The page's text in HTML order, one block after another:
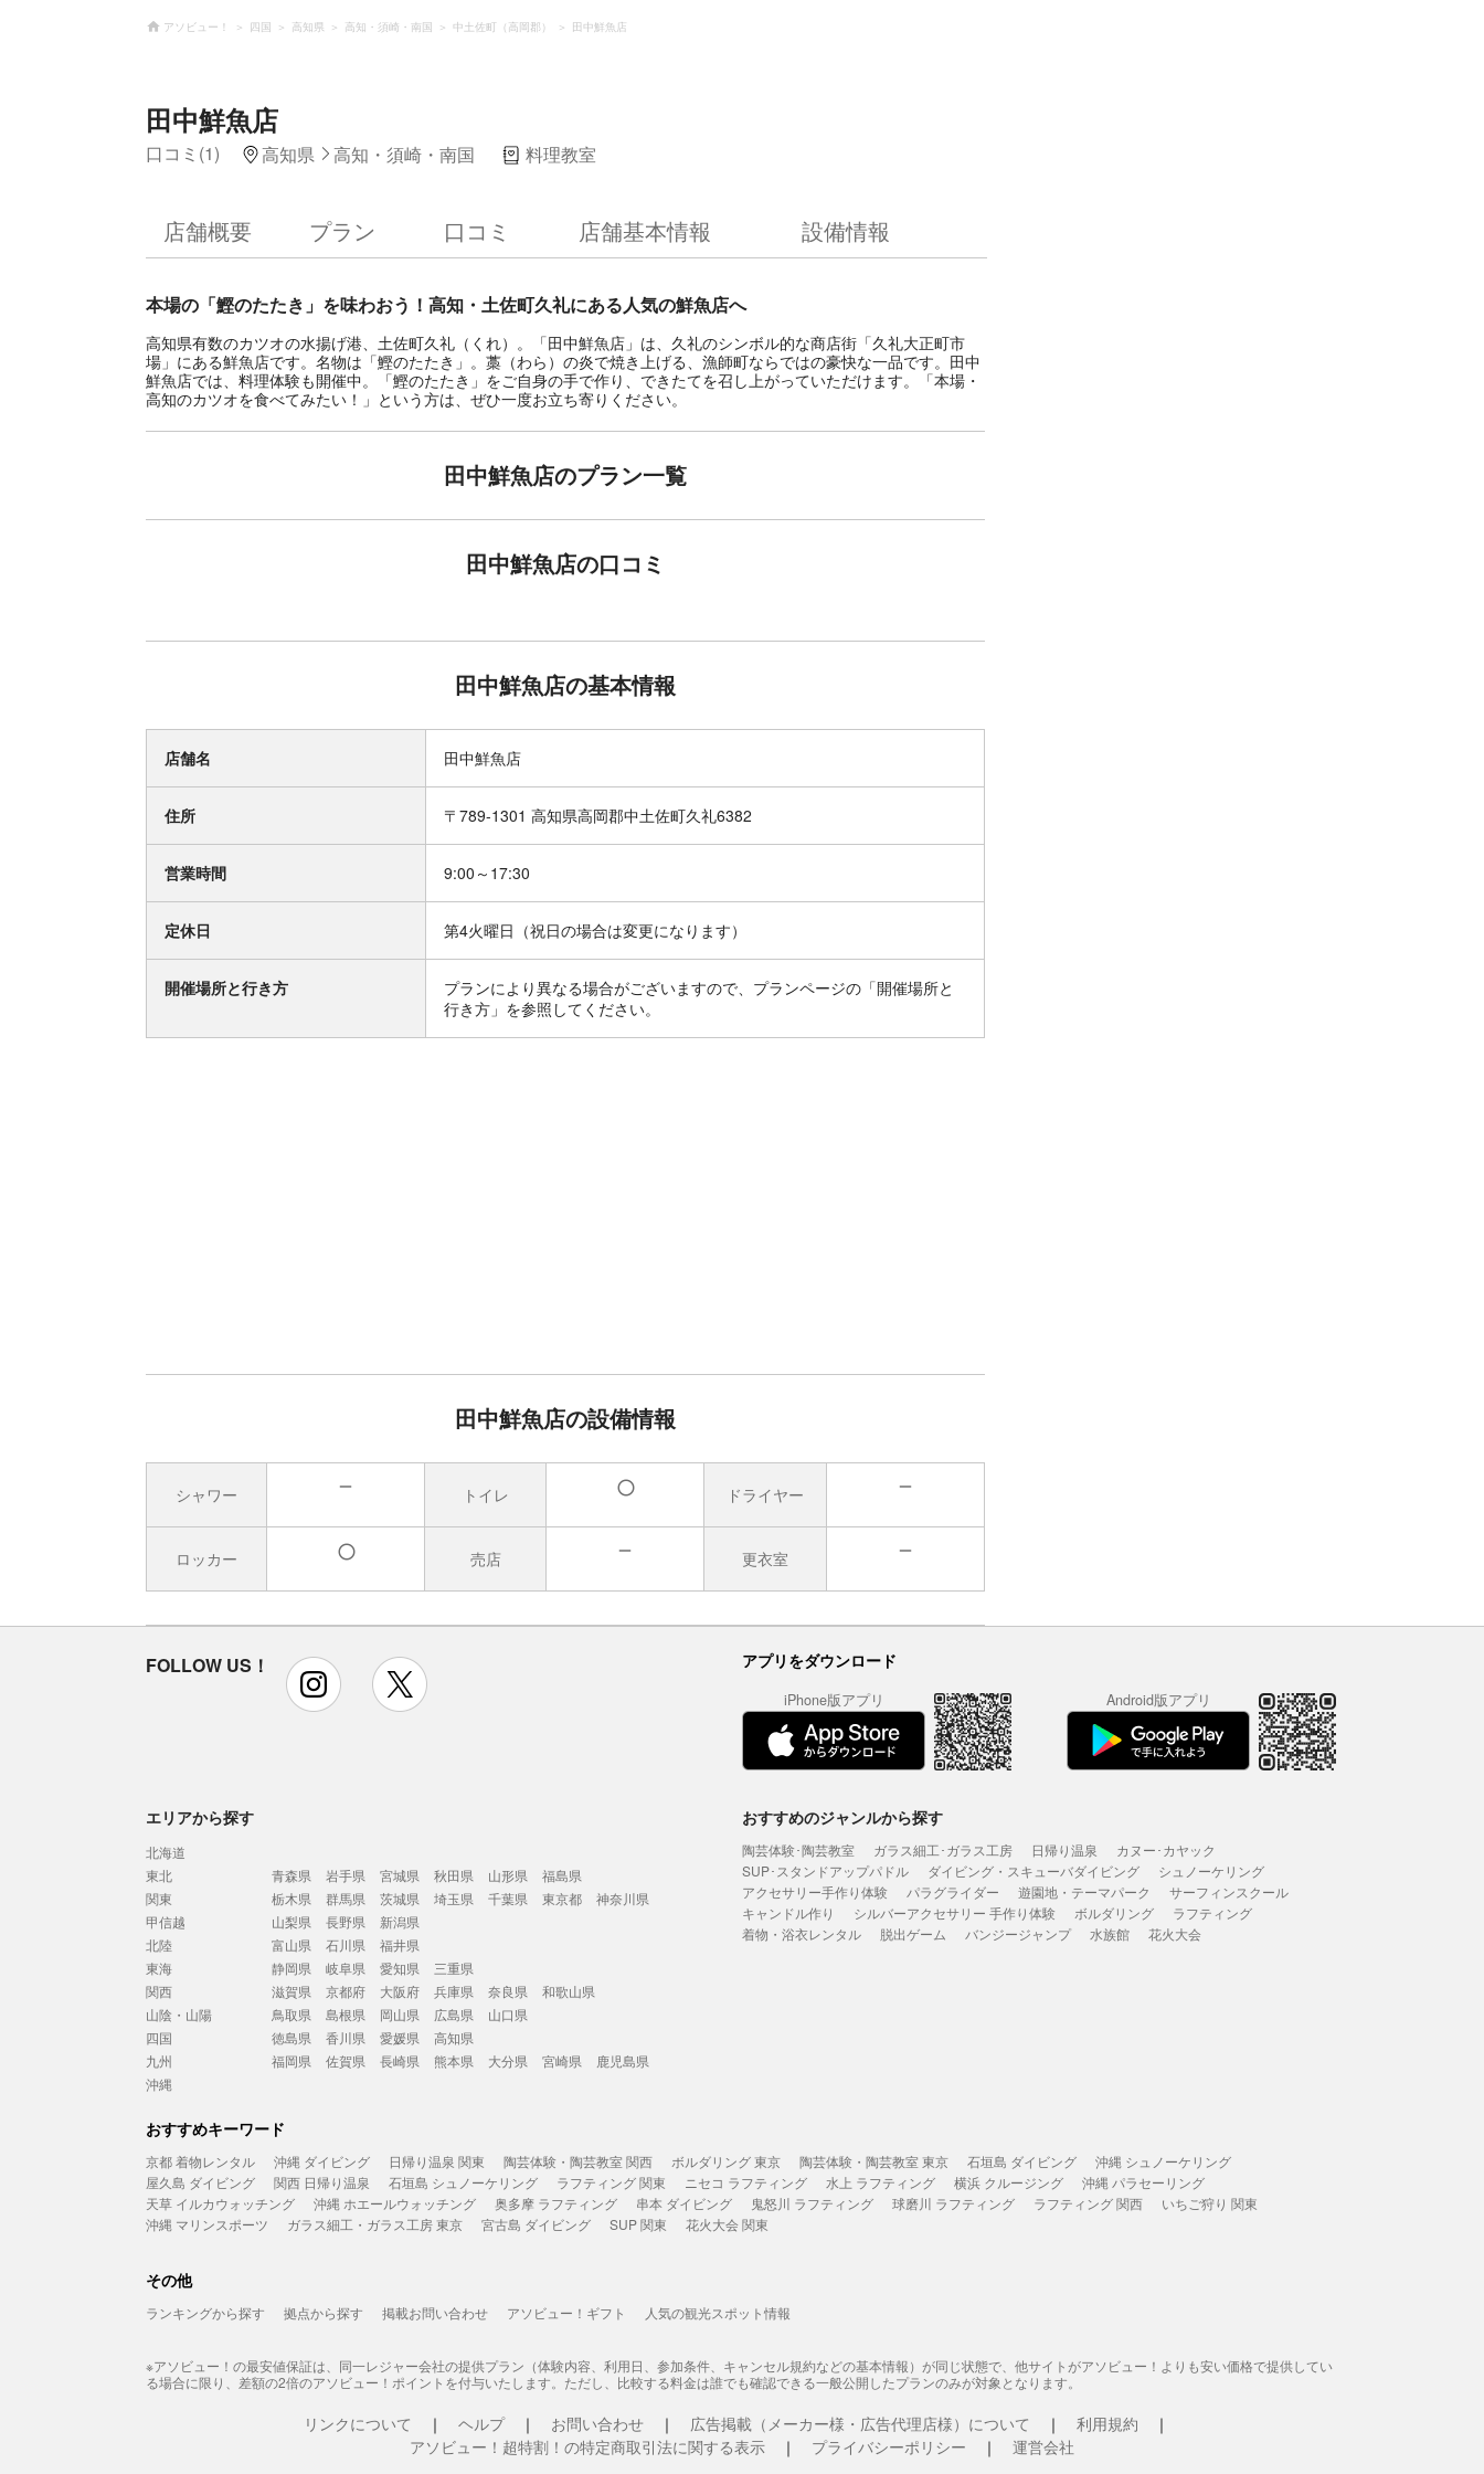
アソビュー！ 四国 高知県 高知・須崎・南国 中土佐町（高岡郡） 田中鮮魚店
田中鮮魚店
口コミ(1) 高知県 高知・須崎・南国 料理教室
店舗概要 プラン 口コミ 店舗基本情報 設備情報
本場の「鰹のたたき」を味わおう！高知・土佐町久礼にある人気の鮮魚店へ
高知県有数のカツオの水揚げ港、土佐町久礼（くれ）。「田中鮮魚店」は、久礼のシンボル的な商店街「久礼大正町市
場」にある鮮魚店です。名物は「鰹のたたき」。藁（わら）の炎で焼き上げる、漁師町ならではの豪快な一品です。田中
鮮魚店では、料理体験も開催中。「鰹のたたき」をご自身の手で作り、できたてを召し上がっていただけます。「本場・
高知のカツオを食べてみたい！」という方は、ぜひ一度お立ち寄りください。
田中鮮魚店のプラン一覧
田中鮮魚店の口コミ
田中鮮魚店の基本情報
店舗名 田中鮮魚店
住所 〒789-1301 高知県高岡郡中土佐町久礼6382
営業時間 9:00～17:30
定休日 第4火曜日（祝日の場合は変更になります）
開催場所と行き方
プランにより異なる場合がございますので、プランページの「開催場所と
行き方」を参照してください。
田中鮮魚店の設備情報
シャワー トイレ ドライヤー
ロッカー 売店 更衣室
FOLLOW US！ instagram アプリをダウンロード
iPhone版アプリ Android版アプリ
エリアから探す
北海道
東北
青森県 岩手県 宮城県 秋田県 山形県
福島県
関東
栃木県 群馬県 茨城県 埼玉県 千葉県 東京都
神奈川県
甲信越
山梨県 長野県
新潟県
北陸
富山県 石川県
福井県
東海
静岡県 岐阜県 愛知県
三重県
関西
滋賀県 京都府 大阪府 兵庫県 奈良県
和歌山県
山陰・山陽
鳥取県 島根県 岡山県 広島県
山口県
四国
徳島県 香川県 愛媛県
高知県
九州
福岡県 佐賀県 長崎県 熊本県 大分県 宮崎県
鹿児島県
沖縄
おすすめのジャンルから探す
陶芸体験･陶芸教室 ガラス細工･ガラス工房 日帰り温泉
カヌー･カヤック
SUP･スタンドアップパドル
ダイビング・スキューバダイビング
シュノーケリング
アクセサリー手作り体験
パラグライダー 遊園地・テーマパーク
サーフィンスクール
キャンドル作り
シルバーアクセサリー 手作り体験 ボルダリング
ラフティング
着物・浴衣レンタル
脱出ゲーム バンジージャンプ 水族館 花火大会
おすすめキーワード
京都 着物レンタル 沖縄 ダイビング 日帰り温泉 関東 陶芸体験・陶芸教室 関西 ボルダリング 東京 陶芸体験・陶芸教室 東京 石垣島 ダイビング
沖縄 シュノーケリング
屋久島 ダイビング
関西 日帰り温泉 石垣島 シュノーケリング ラフティング 関東 ニセコ ラフティング 水上 ラフティング 横浜 クルージング
沖縄 パラセーリング
天草 イルカウォッチング
沖縄 ホエールウォッチング 奥多摩 ラフティング 串本 ダイビング 鬼怒川 ラフティング 球磨川 ラフティング ラフティング 関西
いちご狩り 関東
沖縄 マリンスポーツ
ガラス細工・ガラス工房 東京 宮古島 ダイビング SUP 関東 花火大会 関東
その他
ランキングから探す 拠点から探す 掲載お問い合わせ アソビュー！ギフト 人気の観光スポット情報
※アソビュー！の最安値保証は、同一レジャー会社の提供プラン（体験内容、利用日、参加条件、キャンセル規約などの基本情報）が同じ状態で、他サイトがアソビュー！よりも安い価格で提供してい
る場合に限り、差額の2倍のアソビュー！ポイントを付与いたします。ただし、比較する料金は誰でも確認できる一般公開したプランのみが対象となります。
リンクについて ヘルプ お問い合わせ 広告掲載（メーカー様・広告代理店様）について
利用規約
アソビュー！超特割！の特定商取引法に関する表示
プライバシーポリシー 運営会社